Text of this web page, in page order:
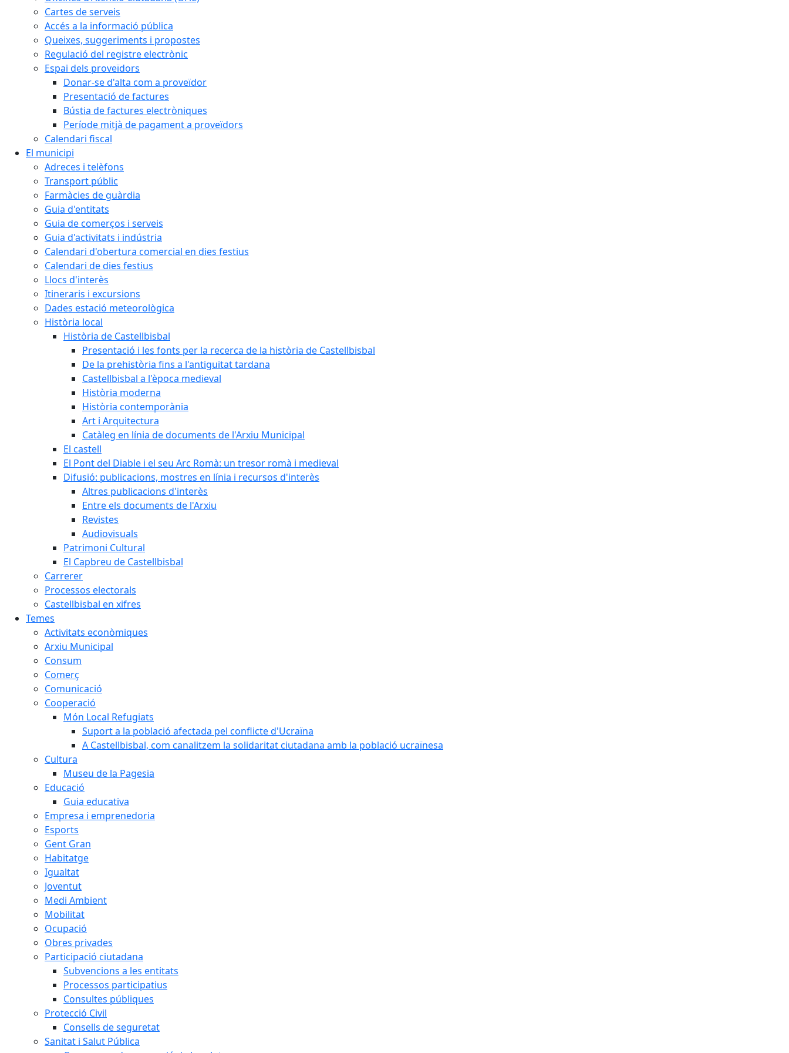
Cartes de serveis
Accés a la informació pública
Queixes, suggeriments i propostes
Regulació del registre electrònic
Espai dels proveïdors
Donar-se d'alta com a proveïdor
Presentació de factures
Bústia de factures electròniques
Període mitjà de pagament a proveïdors
Calendari fiscal
El municipi
Adreces i telèfons
Transport públic
Farmàcies de guàrdia
Guia d'entitats
Guia de comerços i serveis
Guia d'activitats i indústria
Calendari d'obertura comercial en dies festius
Calendari de dies festius
Llocs d'interès
Itineraris i excursions
Dades estació meteorològica
Història local
Història de Castellbisbal
Presentació i les fonts per la recerca de la història de Castellbisbal
De la prehistòria fins a l'antiguitat tardana
Castellbisbal a l'època medieval
Història moderna
Història contemporània
Art i Arquitectura
Catàleg en línia de documents de l'Arxiu Municipal
El castell
El Pont del Diable i el seu Arc Romà: un tresor romà i medieval
Difusió: publicacions, mostres en línia i recursos d'interès
Altres publicacions d'interès
Entre els documents de l'Arxiu
Revistes
Audiovisuals
Patrimoni Cultural
El Capbreu de Castellbisbal
Carrerer
Processos electorals
Castellbisbal en xifres
Temes
Activitats econòmiques
Arxiu Municipal
Consum
Comerç
Comunicació
Cooperació
Món Local Refugiats
Suport a la població afectada pel conflicte d'Ucraïna
A Castellbisbal, com canalitzem la solidaritat ciutadana amb la població ucraïnesa
Cultura
Museu de la Pagesia
Educació
Guia educativa
Empresa i emprenedoria
Esports
Gent Gran
Habitatge
Igualtat
Joventut
Medi Ambient
Mobilitat
Ocupació
Obres privades
Participació ciutadana
Subvencions a les entitats
Processos participatius
Consultes públiques
Protecció Civil
Consells de seguretat
Sanitat i Salut Pública